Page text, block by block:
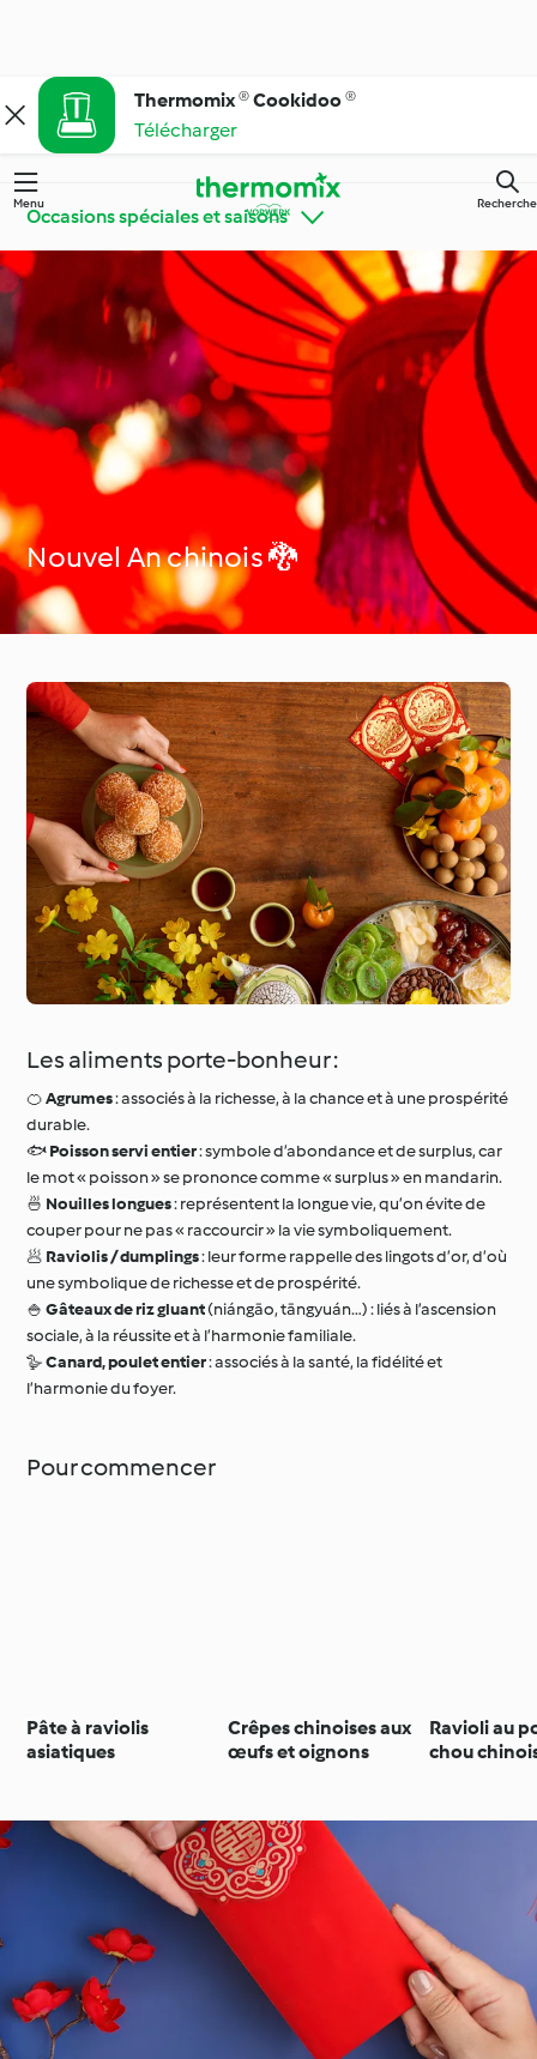
Thermomix ® Cookidoo ®
Télécharger
Menu Recherche
Occasions spéciales et saisons
Faites connaissance
avec Cookidoo®
Apprendre avec
Cookidoo®
Thermomix® conseils
& astuces
Des ingrédients
simples !
Cuisine de tous les
jours
Régimes particuliers et
tendances
Occasions spéciales et
saisons
Autour du monde avec
Cookidoo®
Nouvel An chinois 🐉
Les aliments porte-bonheur :
🍊Agrumes: associés à la richesse, à la chance et à une prospérité
durable.
🐟Poisson servi entier: symbole d’abondance et de surplus, car
le mot « poisson » se prononce comme « surplus » en mandarin.
🍜 Nouilles longues: représentent la longue vie, qu’on évite de
couper pour ne pas « raccourcir » la vie symboliquement.
🥟 Raviolis / dumplings: leur forme rappelle des lingots d’or, d’où
une symbolique de richesse et de prospérité.
🍚Gâteaux de riz gluant(niángāo, tāngyuán…) : liés à l’ascension
sociale, à la réussite et à l’harmonie familiale.
🪿Canard, poulet entier: associés à la santé, la fidélité et
l’harmonie du foyer.
Pour commencer
Pâte à raviolis
asiatiques
Crêpes chinoises aux
œufs et oignons
Ravioli au
chou